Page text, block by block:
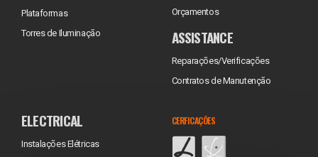
Plataformas
Torres de Iluminação
Orçamentos
ASSISTANCE
Reparações/Verificações
Contratos de Manutenção
ELECTRICAL
Instalações Elétricas
CERFICAÇÕES